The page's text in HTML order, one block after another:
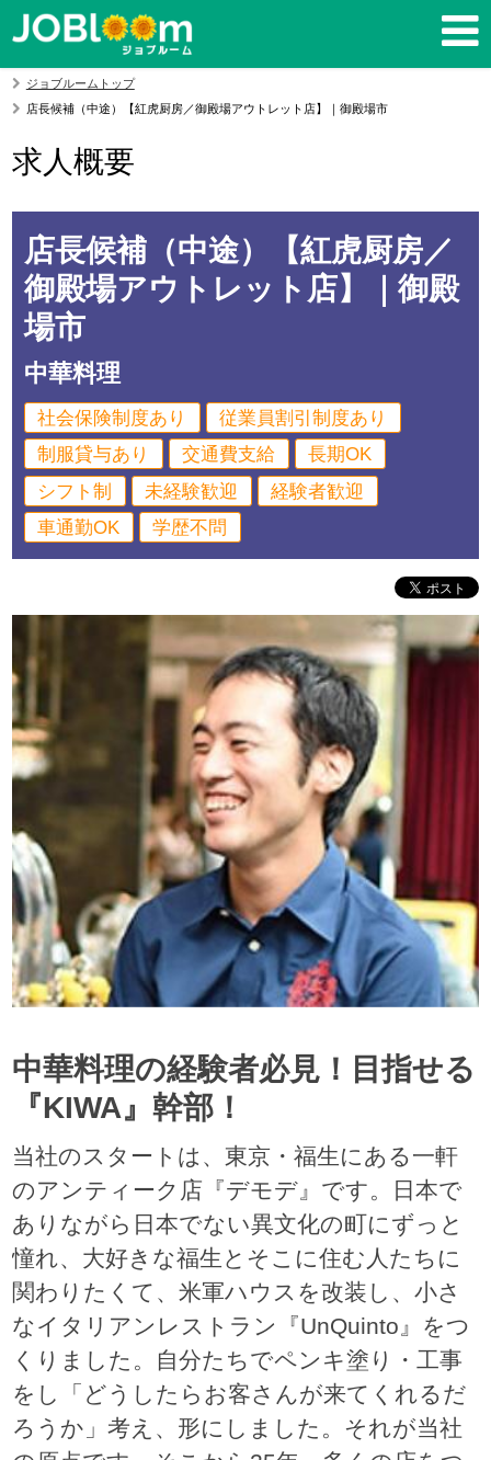
ジョブルームトップ
店長候補（中途）【紅虎厨房／御殿場アウトレット店】｜御殿場市
求人概要
店長候補（中途）【紅虎厨房／
御殿場アウトレット店】｜御殿
場市
中華料理
社会保険制度あり
従業員割引制度あり
制服貸与あり
交通費支給
長期OK
シフト制
未経験歓迎
経験者歓迎
車通勤OK
学歴不問
中華料理の経験者必見！目指せる
『KIWA』幹部！
当社のスタートは、東京・福生にある一軒
のアンティーク店『デモデ』です。日本で
ありながら日本でない異文化の町にずっと
憧れ、大好きな福生とそこに住む人たちに
関わりたくて、米軍ハウスを改装し、小さ
なイタリアンレストラン『UnQuinto』をつ
くりました。自分たちでペンキ塗り・工事
をし「どうしたらお客さんが来てくれるだ
ろうか」考え、形にしました。それが当社